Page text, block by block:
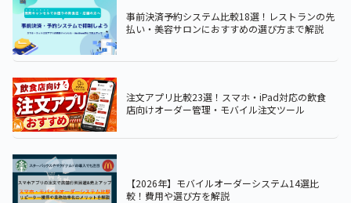
事前決済予約システム比較18選！レストランの先
払い・美容サロンにおすすめの選び方まで解説
注文アプリ比較23選！スマホ・iPad対応の飲食
店向けオーダー管理・モバイル注文ツール
【2026年】モバイルオーダーシステム14選比
較！費用や選び方を解説